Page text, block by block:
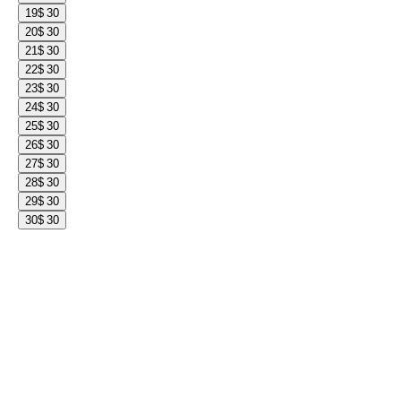
19$ 30
20$ 30
21$ 30
22$ 30
23$ 30
24$ 30
25$ 30
26$ 30
27$ 30
28$ 30
29$ 30
30$ 30